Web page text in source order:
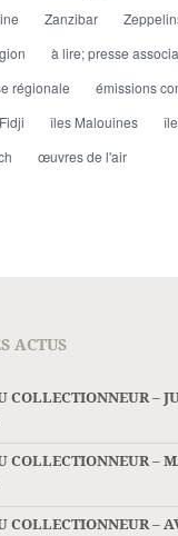
Zanzibar
à lire; presse
régionale
émissions
îles Malouines
œuvres de l'air
ACTUS
COLLECTIONNEUR –
COLLECTIONNEUR –
COLLECTIONNEUR –